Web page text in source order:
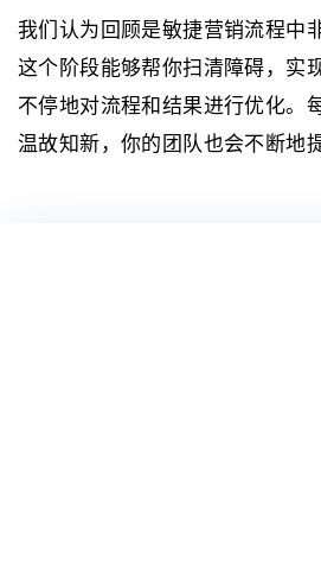
我们认为回顾是敏捷营销流程中
这个阶段能够帮你扫清障碍，实
不停地对流程和结果进行优化。
温故知新，你的团队也会不断地